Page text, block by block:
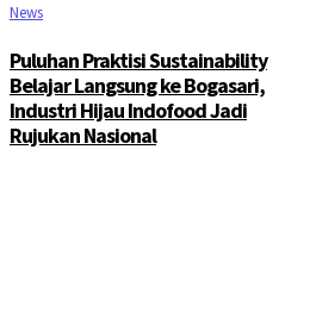
News
Puluhan Praktisi Sustainability
Belajar Langsung ke Bogasari,
Industri Hijau Indofood Jadi
Rujukan Nasional